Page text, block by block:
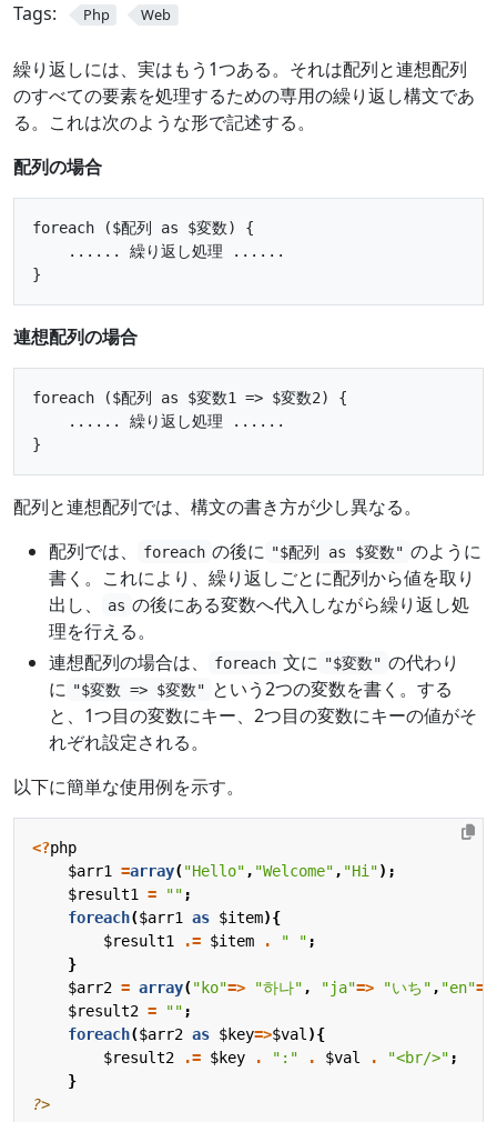
Tags: Php Web
繰り返しには、実はもう1つある。それは配列と連想配列
のすべての要素を処理するための専用の繰り返し構文であ
る。これは次のような形で記述する。
配列の場合
foreach ($配列 as $変数) {
    ...... 繰り返し処理 ......
連想配列の場合
foreach ($配列 as $変数1 => $変数2) {
    ...... 繰り返し処理 ......
配列と連想配列では、構文の書き方が少し異なる。
配列では、
foreach の後に "$配列 as $変数" のように
書く。これにより、繰り返しごとに配列から値を取り
出し、
as の後にある変数へ代入しながら繰り返し処
理を行える。
連想配列の場合は、
foreach 文に "$変数" の代わり
に "$変数 => $変数" という2つの変数を書く。する
と、1つ目の変数にキー、2つ目の変数にキーの値がそ
れぞれ設定される。
以下に簡単な使用例を示す。
<?php
$arr1
=array("Hello" , "Welcome" , "Hi");
$result1
= "" ;
foreach($arr1 as $item){
$result1
.= $item . " " ;
}
$arr2 = array("ko"=> "하나" , "ja"=> "いち" , "en"=>
$result2 = "" ;
foreach($arr2 as $key=>$val ){
$result2
.= $key . ":" . $val . "<br/>" ;
}
?>